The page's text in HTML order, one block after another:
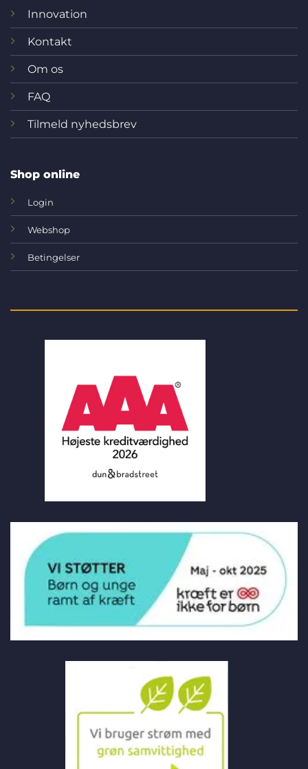
Innovation
Kontakt
Om os
FAQ
Tilmeld nyhedsbrev
Shop online
Login
Webshop
Betingelser